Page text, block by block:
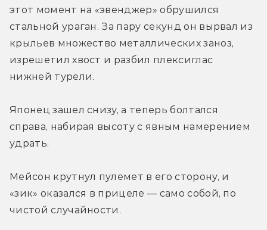
этот момент на «эвенджер» обрушился
стальной ураган. За пару секунд он вырвал из
крыльев множество металлических заноз,
изрешетил хвост и разбил плексиглас
нижней турели.
Японец зашел снизу, а теперь болтался
справа, набирая высоту с явным намерением
удрать.
Мейсон крутнул пулемет в его сторону, и
«зик» оказался в прицеле — само собой, по
чистой случайности.